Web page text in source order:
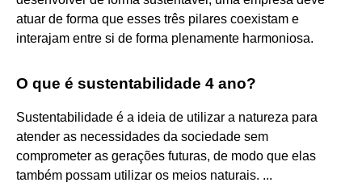
atuar de forma que esses três pilares coexistam e
interajam entre si de forma plenamente harmoniosa.
O que é sustentabilidade 4 ano?
Sustentabilidade é a ideia de utilizar a natureza para
atender as necessidades da sociedade sem
comprometer as gerações futuras, de modo que elas
também possam utilizar os meios naturais. ...